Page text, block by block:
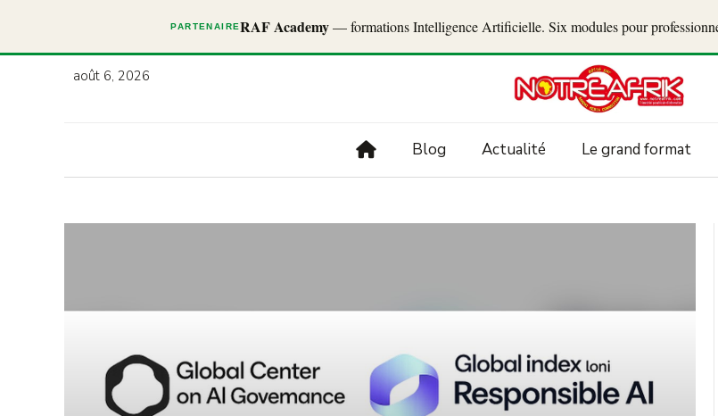
PARTENAIRERAF Academy— formations Intelligence Artificielle. Six modules pour
août 6, 2026
Blog Actualité Le grand format